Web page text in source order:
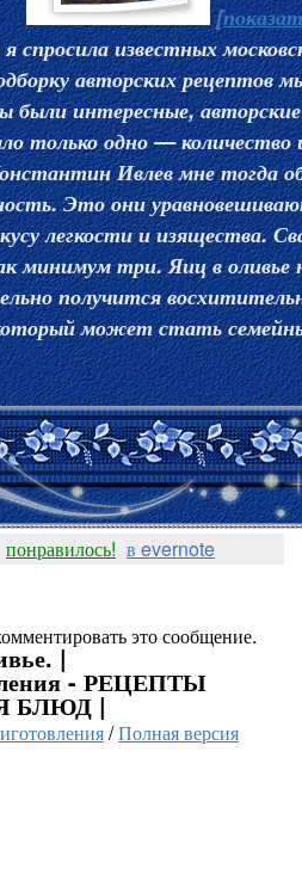
спросила известных
авторских рецептов
интересные, авторские
только одно —
Ивлев мне тогда
Это они
легкости и изящества.
минимум три. Яиц в оливье
получится
может стать
понравилось! в evernote
это сообщение.
|
- РЕЦЕПТЫ
БЛЮД |
/Полная версия